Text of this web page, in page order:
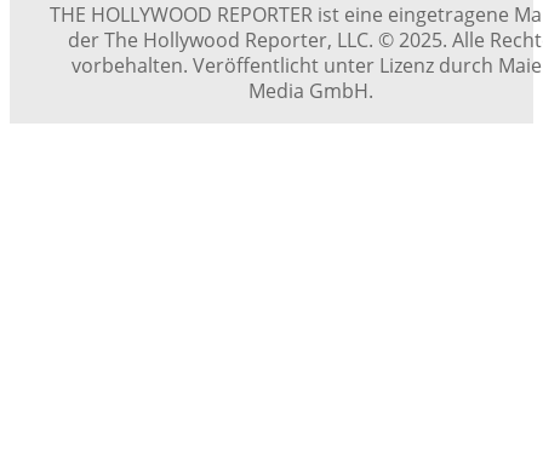
THE HOLLYWOOD REPORTER ist eine eingetragene
der The Hollywood Reporter, LLC. © 2025. Alle
vorbehalten. Veröffentlicht unter Lizenz durch
Media GmbH.